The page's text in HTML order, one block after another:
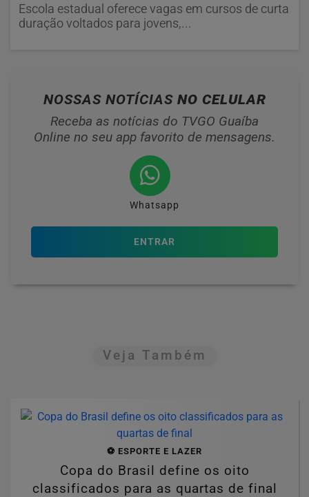
Escola estadual oferece vagas em cursos de curta
duração voltados para jovens,...
NOSSAS NOTÍCIAS NO CELULAR
Receba as notícias do TVGO Guaíba
Online no seu app favorito de mensagens.
Whatsapp
ENTRAR
Veja Também
⚽ ESPORTE E LAZER
Copa do Brasil define os oito
classificados para as quartas de final